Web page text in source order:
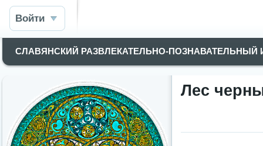
Войти
СЛАВЯНСКИЙ РАЗВЛЕКАТЕЛЬНО-
Лес